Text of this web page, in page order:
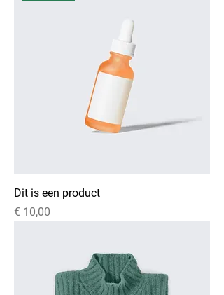
Dit is een product
Prijs
€ 10,00